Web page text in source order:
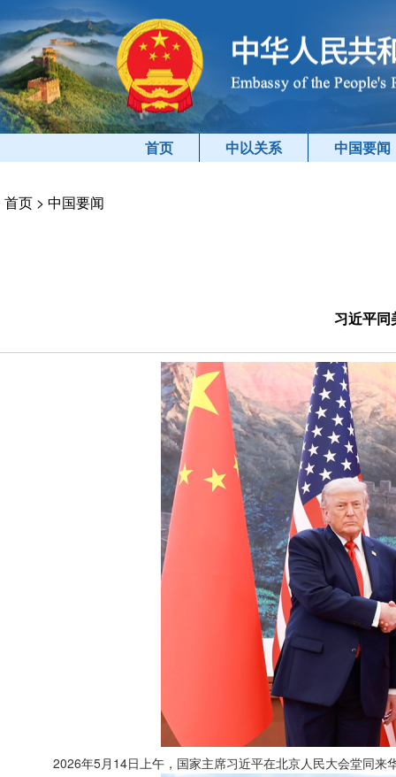
首页 中以关系 中国要闻
首页 > 中国要闻
习近平同
2026年5月14日上午，国家主席习近平在北京人民大会堂同来